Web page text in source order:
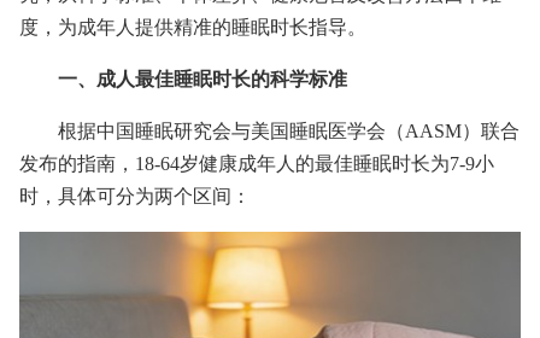
度，为成年人提供精准的睡眠时长指导。
一、成人最佳睡眠时长的科学标准
根据中国睡眠研究会与美国睡眠医学会（AASM）联合
发布的指南，18-64岁健康成年人的最佳睡眠时长为7-9小
时，具体可分为两个区间：